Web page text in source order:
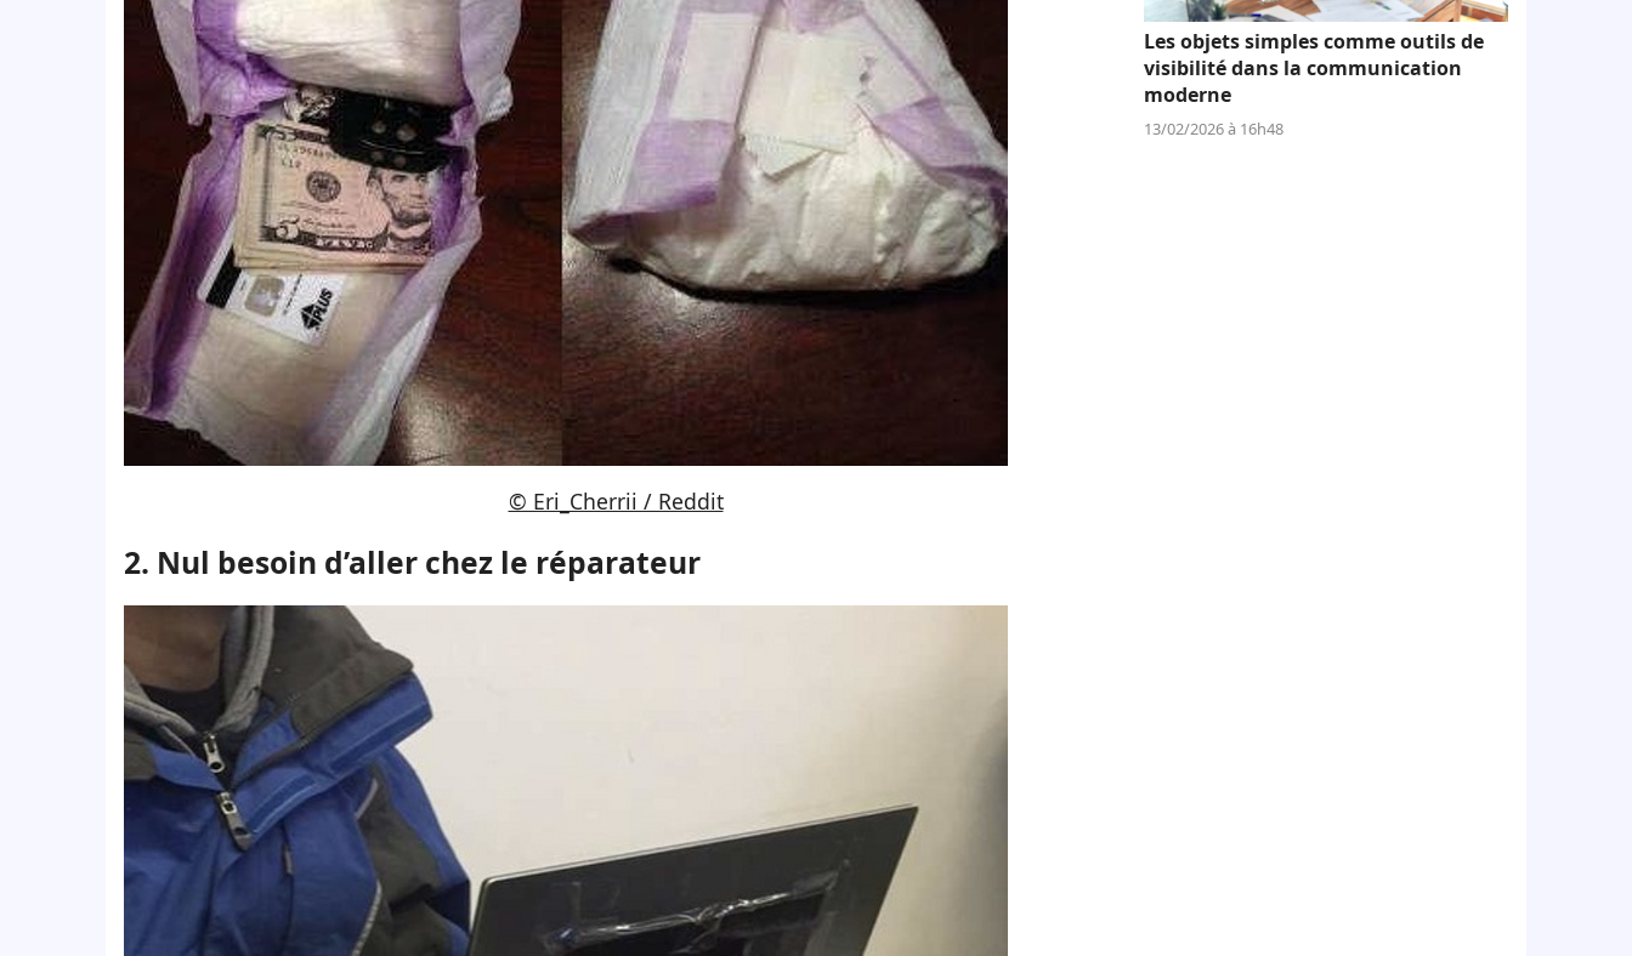
© Eri_Cherrii / Reddit
2. Nul besoin d’aller chez le réparateur
Les objets simples comme outils de
visibilité dans la communication
moderne
13/02/2026 à 16h48